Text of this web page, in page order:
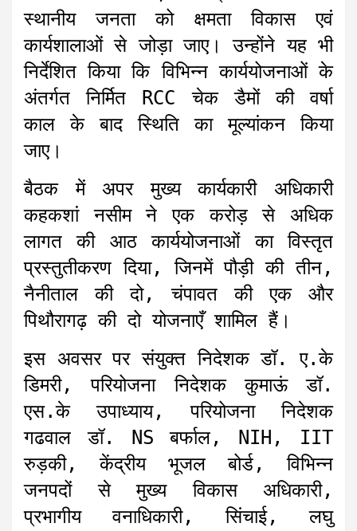
स्थानीय जनता को क्षमता विकास एवं
कार्यशालाओं से जोड़ा जाए। उन्होंने यह भी
निर्देशित किया कि विभिन्न कार्ययोजनाओं के
अंतर्गत निर्मित RCC चेक डैमों की वर्षा
काल के बाद स्थिति का मूल्यांकन किया
जाए।
बैठक में अपर मुख्य कार्यकारी अधिकारी
कहकशां नसीम ने एक करोड़ से अधिक
लागत की आठ कार्ययोजनाओं का विस्तृत
प्रस्तुतीकरण दिया, जिनमें पौड़ी की तीन,
नैनीताल की दो, चंपावत की एक और
पिथौरागढ़ की दो योजनाएँ शामिल हैं।
इस अवसर पर संयुक्त निदेशक डॉ. ए.के
डिमरी, परियोजना निदेशक कुमाऊं डॉ.
एस.के उपाध्याय, परियोजना निदेशक
गढवाल डॉ. NS बर्फाल, NIH, IIT
रुड़की, केंद्रीय भूजल बोर्ड, विभिन्न
जनपदों से मुख्य विकास अधिकारी,
प्रभागीय वनाधिकारी, सिंचाई, लघु